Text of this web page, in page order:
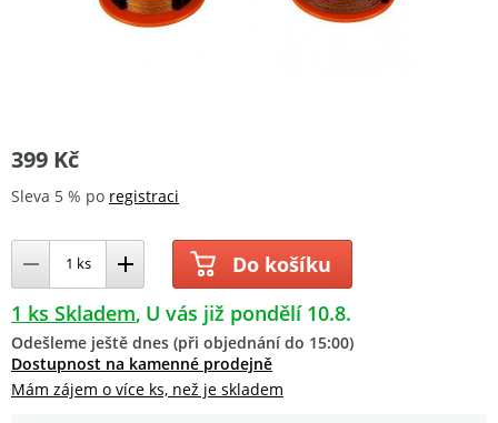
399 Kč
Sleva 5 % po registraci
Do košíku
1 ks Skladem U vás již pondělí 10.8.
Odešleme ještě dnes (při objednání do 15:00)
Dostupnost na kamenné prodejně
Mám zájem o více ks, než je skladem